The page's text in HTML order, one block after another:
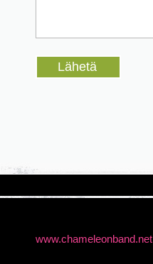
www.chameleonband.net